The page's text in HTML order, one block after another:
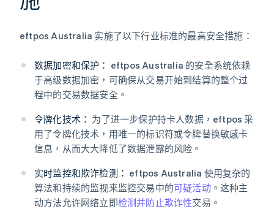
eftpos Australia 实施了以下行业标准的最高安全措施：
数据加密和保护： eftpos Australia 的安全系统依赖
于高级数据加密，可确保从交易开始到结算的整个过
程中的交易数据安全。
令牌化技术： 为了进一步保护持卡人数据，eftpos 采
用了令牌化技术，用唯一的标识符或令牌替换敏感卡
信息，从而大大降低了数据泄露的风险。
实时监控和欺诈检测： eftpos Australia 使用复杂的
算法和持续的监视来监控交易中的可疑活动。这种主
动方法允许网络立即检测并防止欺诈性交易。